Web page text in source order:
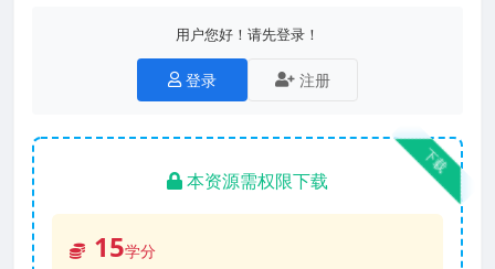
用户您好！请先登录！
登录 注册
下载
本资源需权限下载
15学分